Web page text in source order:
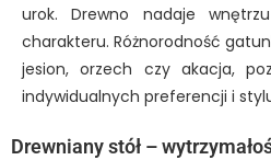
urok. Drewno nadaje
charakteru. Różnorodność
jesion, orzech czy akacja,
indywidualnych preferencji i
Drewniany stół –